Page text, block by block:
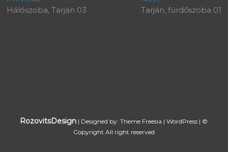
navigáció
post:
Hálószoba, Tarján 03
post:
Tarján, fürdőszoba 01
RozovitsDesign | Designed by:Theme Freesia |WordPress | ©
Copyright All right reserved